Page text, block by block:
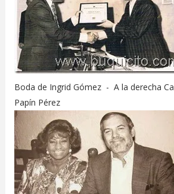
Boda de Ingrid Gómez - A la derecha
Papín Pérez